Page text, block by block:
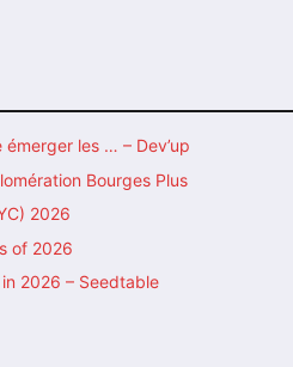
les … – Dev’up
Bourges Plus
2026
of 2026
2026 – Seedtable